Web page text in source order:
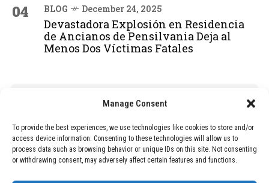
Manage Consent
To provide the best experiences, we use technologies like cookies to store and/or
access device information. Consenting to these technologies will allow us to
process data such as browsing behavior or unique IDs on this site. Not consenting
or withdrawing consent, may adversely affect certain features and functions.
04 BLOG December 24, 2025
Devastadora Explosión en Residencia
de Ancianos de Pensilvania Deja al
Menos Dos Víctimas Fatales